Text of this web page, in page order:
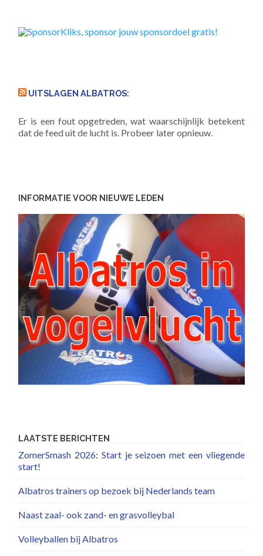
UITSLAGEN ALBATROS:
Er is een fout opgetreden, wat waarschijnlijk betekent
dat de feed uit de lucht is. Probeer later opnieuw.
INFORMATIE VOOR NIEUWE LEDEN
LAATSTE BERICHTEN
ZomerSmash 2026: Start je seizoen met een vliegende
start!
Albatros trainers op bezoek bij Nederlands team
Naast zaal- ook zand- en grasvolleybal
Volleyballen bij Albatros